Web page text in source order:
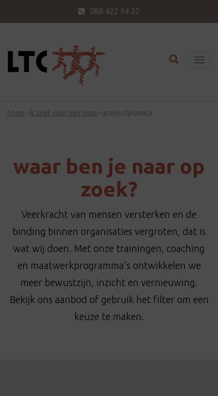
088 422 94 22
T
v
o
Toggle
home › ik zoek voor een team › groepsdynamica
waar ben je naar op
zoek?
Veerkracht van mensen versterken en de
binding binnen organisaties vergroten, dat is
wat wij doen. Met onze trainingen, coaching
en maatwerkprogramma’s ontwikkelen we
meer bewustzijn, inzicht en vernieuwing.
Bekijk ons aanbod of gebruik het filter om een
keuze te maken.